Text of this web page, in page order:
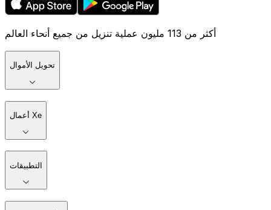
أكثر من 113 مليون عملية تنزيل من جميع أنحاء العالم
تحويل الأموال
أعمال Xe
التطبيقات